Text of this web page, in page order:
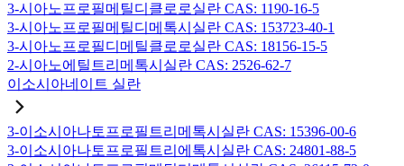
3-시아노프로필메틸디클로로실란 CAS: 1190-16-5
3-시아노프로필메틸디메톡시실란 CAS: 153723-40-1
3-시아노프로필디메틸클로로실란 CAS: 18156-15-5
2-시아노에틸트리메톡시실란 CAS: 2526-62-7
이소시아네이트 실란
3-이소시아나토프로필트리메톡시실란 CAS: 15396-00-6
3-이소시아나토프로필트리에톡시실란 CAS: 24801-88-5